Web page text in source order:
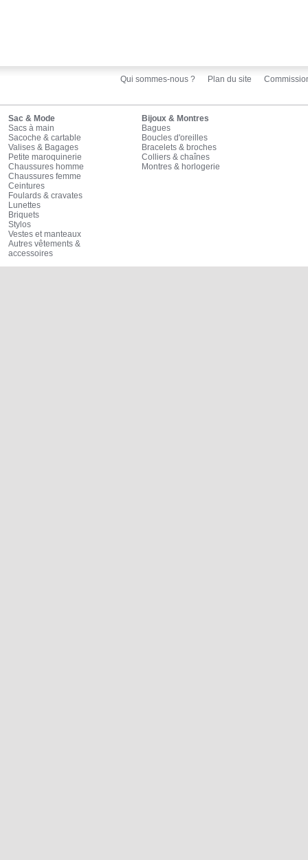
Qui sommes-nous ? Plan du site
Sac & Mode
Sacs à main
Sacoche & cartable
Valises & Bagages
Petite maroquinerie
Chaussures homme
Chaussures femme
Ceintures
Foulards & cravates
Lunettes
Briquets
Stylos
Vestes et manteaux
Autres vêtements &
accessoires
Bijoux & Montres
Bagues
Boucles d'oreilles
Bracelets & broches
Colliers & chaînes
Montres & horlogerie